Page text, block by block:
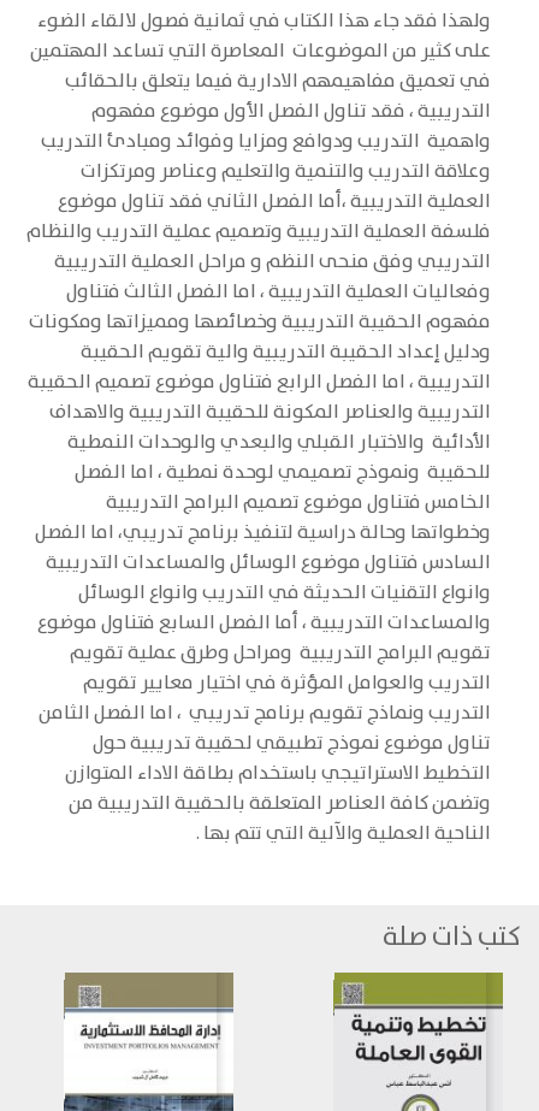
ولهذا فقد جاء هذا الكتاب في ثمانية فصول لالقاء الضوء
على كثير من الموضوعات المعاصرة التي تساعد المهتمين
في تعميق مفاهيمهم الادارية فيما يتعلق بالحقائب
التدريبية ، فقد تناول الفصل الأول موضوع مفهوم
واهمية التدريب ودوافع ومزايا وفوائد ومبادئ التدريب
وعلاقة التدريب والتنمية والتعليم وعناصر ومرتكزات
العملية التدريبية ،أما الفصل الثاني فقد تناول موضوع
فلسفة العملية التدريبية وتصميم عملية التدريب والنظام
التدريبي وفق منحى النظم و مراحل العملية التدريبية
وفعاليات العملية التدريبية ، اما الفصل الثالث فتناول
مفهوم الحقيبة التدريبية وخصائصها ومميزاتها ومكونات
ودليل إعداد الحقيبة التدريبية والية تقويم الحقيبة
التدريبية ، اما الفصل الرابع فتناول موضوع تصميم الحقيبة
التدريبية والعناصر المكونة للحقيبة التدريبية والاهداف
الأدائية والاختبار القبلي والبعدي والوحدات النمطية
للحقيبة ونموذج تصميمي لوحدة نمطية ، اما الفصل
الخامس فتناول موضوع تصميم البرامج التدريبية
وخطواتها وحالة دراسية لتنفيذ برنامج تدريبي، اما الفصل
السادس فتناول موضوع الوسائل والمساعدات التدريبية
وانواع التقنيات الحديثة في التدريب وانواع الوسائل
والمساعدات التدريبية ، أما الفصل السابع فتناول موضوع
تقويم البرامج التدريبية ومراحل وطرق عملية تقويم
التدريب والعوامل المؤثرة في اختيار معايير تقويم
التدريب ونماذج تقويم برنامج تدريبي ، اما الفصل الثامن
تناول موضوع نموذج تطبيقي لحقيبة تدريبية حول
التخطيط الاستراتيجي باستخدام بطاقة الاداء المتوازن
وتضمن كافة العناصر المتعلقة بالحقيبة التدريبية من
الناحية العملية والآلية التي تتم بها .
كتب ذات صلة